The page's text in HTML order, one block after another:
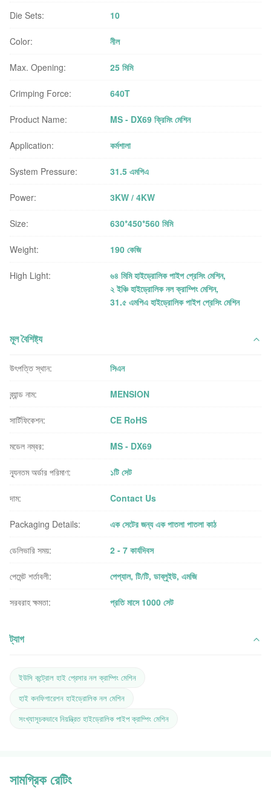
Die Sets: 10
Color: নীল
Max. Opening: 25 মিমি
Crimping Force: 640T
Product Name: MS - DX69 ক্রিমিং মেশিন
Application: কর্মশালা
System Pressure: 31.5 এমপিএ
Power: 3KW / 4KW
Size: 630*450*560 মিমি
Weight: 190 কেজি
High Light: ৬৪ মিমি হাইড্রোলিক পাইপ প্রেসিং মেশিন,
২ ইঞ্চি হাইড্রোলিক নল ক্রাম্পিং মেশিন,
31.৫ এমপিএ হাইড্রোলিক পাইপ প্রেসিং মেশিন
মূল বৈশিষ্ট্য
উৎপত্তি স্থান: সিএন
ব্র্যান্ড নাম: MENSION
সার্টিফিকেশন: CE RoHS
মডেল নম্বর: MS - DX69
ন্যূনতম অর্ডার পরিমাণ: ১টি সেট
দাম: Contact Us
Packaging Details: এক সেটের জন্য এক পাতলা পাতলা কাঠ
ডেলিভারি সময়: 2 - 7 কার্যদিবস
পেমেন্ট শর্তাবলী: পেপ্যাল, টি/টি, ডাব্লুইউ, এমজি
সরবরাহ ক্ষমতা: প্রতি মাসে 1000 সেট
ট্যাগ
ইউসি কন্ট্রোল হাই প্রেসার নল ক্রাম্পিং মেশিন
হাই কনফিগারেশন হাইড্রোলিক নল মেশিন
সংখ্যাসূচকভাবে নিয়ন্ত্রিত হাইড্রোলিক পাইপ ক্রাম্পিং মেশিন
সামগ্রিক রেটিং